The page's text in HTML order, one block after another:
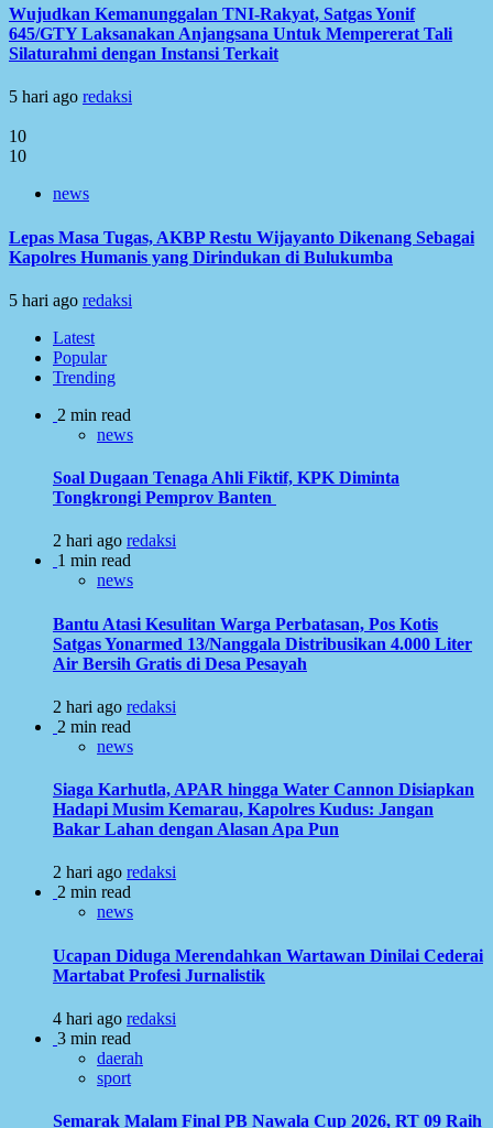
Wujudkan Kemanunggalan TNI-Rakyat, Satgas Yonif
645/GTY Laksanakan Anjangsana Untuk Mempererat Tali
Silaturahmi dengan Instansi Terkait
5 hari ago redaksi
10
10
news
Lepas Masa Tugas, AKBP Restu Wijayanto Dikenang Sebagai
Kapolres Humanis yang Dirindukan di Bulukumba
5 hari ago redaksi
Latest
Popular
Trending
2 min read
news
Soal Dugaan Tenaga Ahli Fiktif, KPK Diminta
Tongkrongi Pemprov Banten
2 hari ago redaksi
1 min read
news
Bantu Atasi Kesulitan Warga Perbatasan, Pos Kotis
Satgas Yonarmed 13/Nanggala Distribusikan 4.000 Liter
Air Bersih Gratis di Desa Pesayah
2 hari ago redaksi
2 min read
news
Siaga Karhutla, APAR hingga Water Cannon Disiapkan
Hadapi Musim Kemarau, Kapolres Kudus: Jangan
Bakar Lahan dengan Alasan Apa Pun
2 hari ago redaksi
2 min read
news
Ucapan Diduga Merendahkan Wartawan Dinilai Cederai
Martabat Profesi Jurnalistik
4 hari ago redaksi
3 min read
daerah
sport
Semarak Malam Final PB Nawala Cup 2026, RT 09 Raih